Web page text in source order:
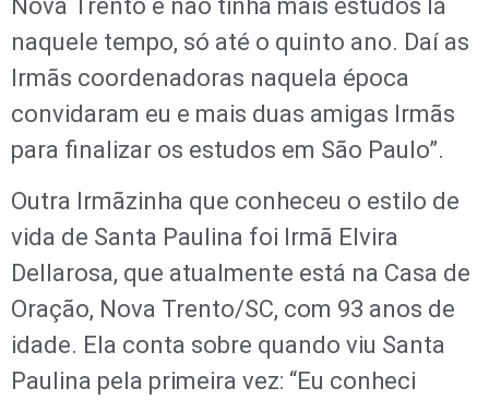
Nova Trento e não tinha mais estudos lá
naquele tempo, só até o quinto ano. Daí as
Irmãs coordenadoras naquela época
convidaram eu e mais duas amigas Irmãs
para finalizar os estudos em São Paulo”.
Outra Irmãzinha que conheceu o estilo de
vida de Santa Paulina foi Irmã Elvira
Dellarosa, que atualmente está na Casa de
Oração, Nova Trento/SC, com 93 anos de
idade. Ela conta sobre quando viu Santa
Paulina pela primeira vez: “Eu conheci